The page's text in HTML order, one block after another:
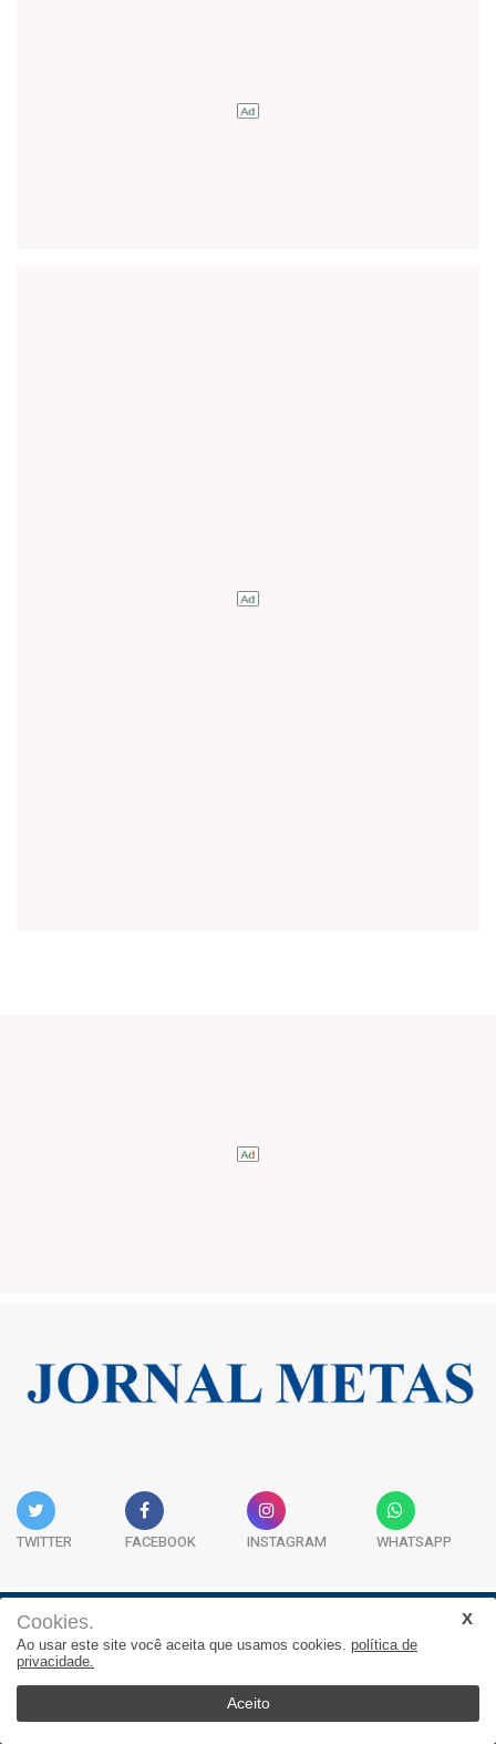
TWITTER FACEBOOK INSTAGRAM WHATSAPP
JORNAL METAS - Rua São José, 253, Sala 302, Centro
Empresarial Atitude - (47) 3332 1620
Cookies.
Ao usar este site você aceita que usamos cookies. política de
privacidade.
Aceito